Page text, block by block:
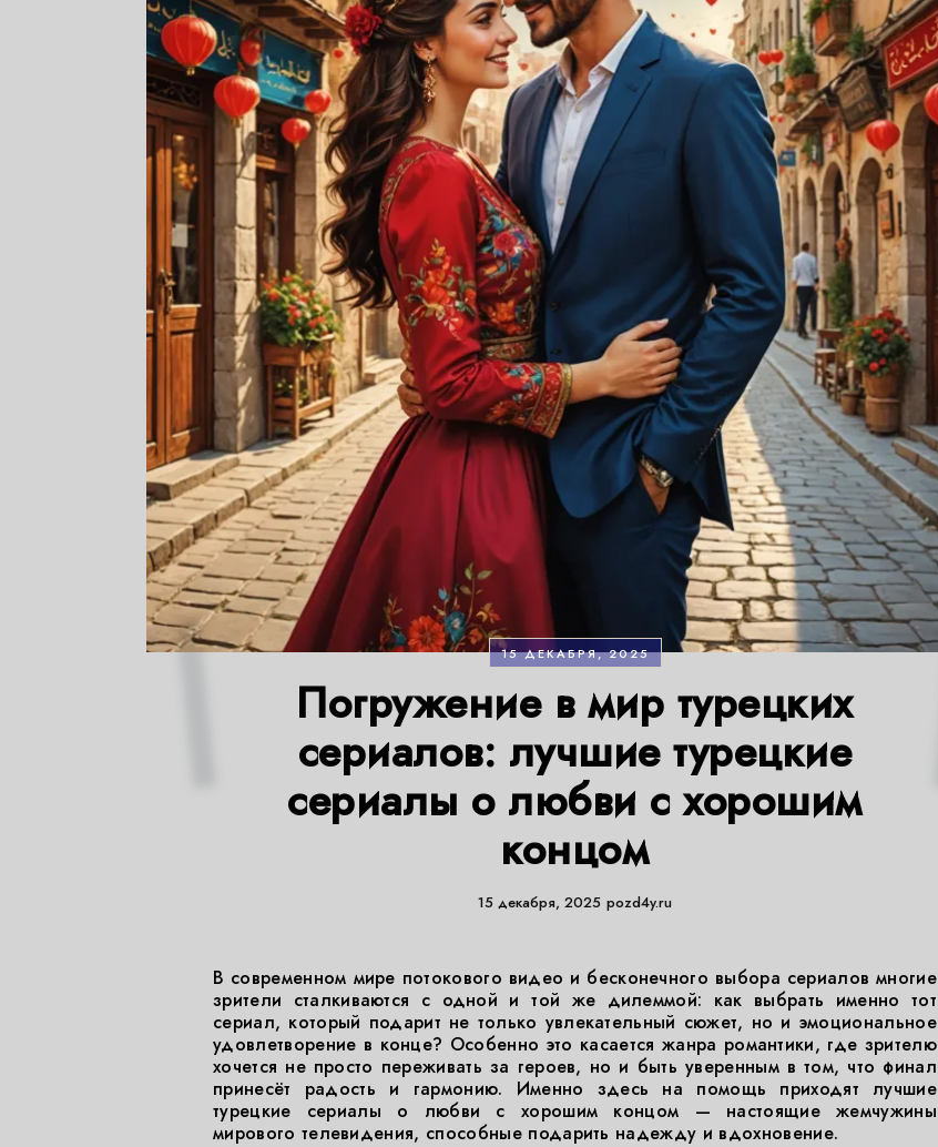
15 ДЕКАБРЯ, 2025
Погружение в мир турецких
сериалов: лучшие турецкие
сериалы о любви с хорошим
концом
15 декабря, 2025 pozd4y.ru
В современном мире потокового видео и бесконечного выбора сериалов многие
зрители сталкиваются с одной и той же дилеммой: как выбрать именно тот
сериал, который подарит не только увлекательный сюжет, но и эмоциональное
удовлетворение в конце? Особенно это касается жанра романтики, где зрителю
хочется не просто переживать за героев, но и быть уверенным в том, что финал
принесёт радость и гармонию. Именно здесь на помощь приходят лучшие
турецкие сериалы о любви с хорошим концом — настоящие жемчужины
мирового телевидения, способные подарить надежду и вдохновение.